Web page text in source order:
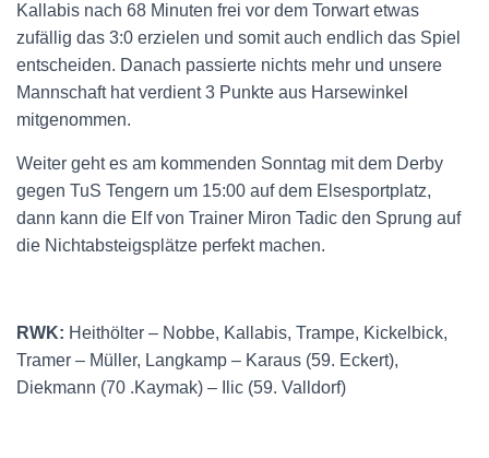
Kallabis nach 68 Minuten frei vor dem Torwart etwas
zufällig das 3:0 erzielen und somit auch endlich das Spiel
entscheiden. Danach passierte nichts mehr und unsere
Mannschaft hat verdient 3 Punkte aus Harsewinkel
mitgenommen.
Weiter geht es am kommenden Sonntag mit dem Derby
gegen TuS Tengern um 15:00 auf dem Elsesportplatz,
dann kann die Elf von Trainer Miron Tadic den Sprung auf
die Nichtabsteigsplätze perfekt machen.
RWK: Heithölter – Nobbe, Kallabis, Trampe, Kickelbick,
Tramer – Müller, Langkamp – Karaus (59. Eckert),
Diekmann (70 .Kaymak) – Ilic (59. Valldorf)